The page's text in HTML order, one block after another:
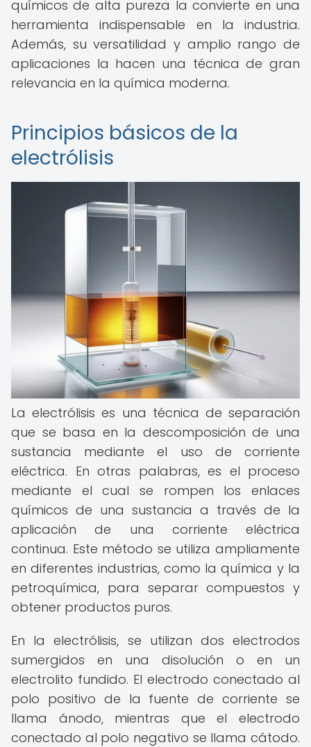
químicos de alta pureza la convierte en una
herramienta indispensable en la industria.
Además, su versatilidad y amplio rango de
aplicaciones la hacen una técnica de gran
relevancia en la química moderna.
Principios básicos de la
electrólisis
La electrólisis es una técnica de separación
que se basa en la descomposición de una
sustancia mediante el uso de corriente
eléctrica. En otras palabras, es el proceso
mediante el cual se rompen los enlaces
químicos de una sustancia a través de la
aplicación de una corriente eléctrica
continua. Este método se utiliza ampliamente
en diferentes industrias, como la química y la
petroquímica, para separar compuestos y
obtener productos puros.
En la electrólisis, se utilizan dos electrodos
sumergidos en una disolución o en un
electrolito fundido. El electrodo conectado al
polo positivo de la fuente de corriente se
llama ánodo, mientras que el electrodo
conectado al polo negativo se llama cátodo.